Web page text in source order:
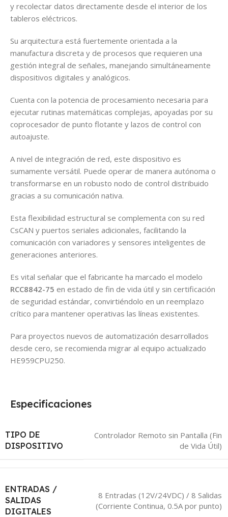
y recolectar datos directamente desde el interior de los
tableros eléctricos.
Su arquitectura está fuertemente orientada a la
manufactura discreta y de procesos que requieren una
gestión integral de señales, manejando simultáneamente
dispositivos digitales y analógicos.
Cuenta con la potencia de procesamiento necesaria para
ejecutar rutinas matemáticas complejas, apoyadas por su
coprocesador de punto flotante y lazos de control con
autoajuste.
A nivel de integración de red, este dispositivo es
sumamente versátil. Puede operar de manera autónoma o
transformarse en un robusto nodo de control distribuido
gracias a su comunicación nativa.
Esta flexibilidad estructural se complementa con su red
CsCAN y puertos seriales adicionales, facilitando la
comunicación con variadores y sensores inteligentes de
generaciones anteriores.
Es vital señalar que el fabricante ha marcado el modelo
RCC8842-75 en estado de fin de vida útil y sin certificación
de seguridad estándar, convirtiéndolo en un reemplazo
crítico para mantener operativas las líneas existentes.
Para proyectos nuevos de automatización desarrollados
desde cero, se recomienda migrar al equipo actualizado
HE959CPU250.
Especificaciones
TIPO DE
DISPOSITIVO
Controlador Remoto sin Pantalla (Fin
de Vida Útil)
ENTRADAS /
SALIDAS
DIGITALES
8 Entradas (12V/24VDC) / 8 Salidas
(Corriente Continua, 0.5A por punto)